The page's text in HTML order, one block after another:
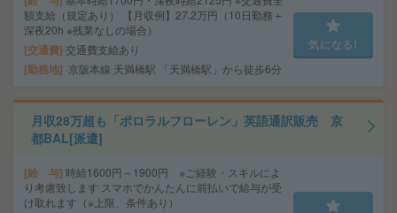
額支給（規定あり） 【月収例】27.2万円（10日勤務＋
深夜20h ※残業なしの場合）
交通費 交通費支給あり
勤務地 京阪本線 天満橋駅 「天満橋駅」から徒歩6分
気になる!
月収28万超も「ポロラルフローレン」英語通訳販売 京
都BAL[派遣]
給 与 時給1600円～1900円 ※ご経験・スキルによ
り考慮致します スマホでかんたんに前払いで給与が受
け取れます（※上限、条件あり）